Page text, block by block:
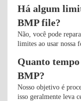
Há algum
BMP file?
Não, você pode
limites ao usar nossa
Quanto
BMP?
Nosso objetivo é
isso geralmente leva